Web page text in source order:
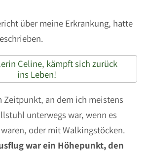
über meine Erkrankung, hatte
Celine, kämpft sich zurück
ins Leben!
Zeitpunkt, an dem ich meistens
unterwegs war, wenn es
oder mit Walkingstöcken.
war ein Höhepunkt, den